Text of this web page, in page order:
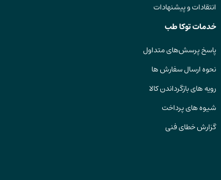
انتقادات و پیشنهادات
خدمات توکا طب
پاسخ پرسش‌های متداول
نحوه ارسال سفارش ها
رویه های بازگرداندن کالا
شیوه های پرداخت
گزارش خطای فنی